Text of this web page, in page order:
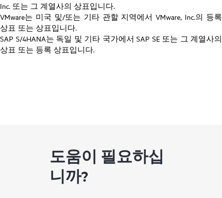
Inc. 또는 그 계열사의 상표입니다.
VMware는 미국 및/또는 기타 관할 지역에서 VMware, Inc.의 등록
상표 또는 상표입니다.
SAP S/4HANA는 독일 및 기타 국가에서 SAP SE 또는 그 계열사의
상표 또는 등록 상표입니다.
도움이 필요하십
니까?